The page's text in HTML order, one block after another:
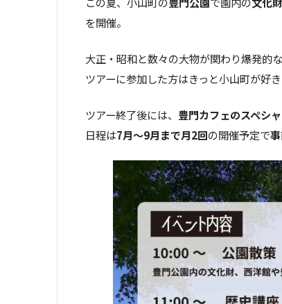
を開催。
大正・昭和と数々の大物が関わり爆発的
ツアーに参加した方はきっと小山町が好き
ツアー終了後には、 豊門カフェのスペシ
日程は7月～9月まで月2回の開催予定で